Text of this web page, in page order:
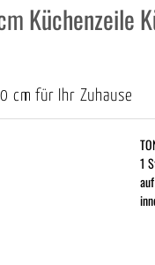
Küchenzeile
cm für Ihr Zuhause
1